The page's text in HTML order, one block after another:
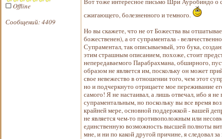
Offline
Сообщений: 4409
сжигающего, болезненного и темного.
Но вы скажете, что не от Божества вы
божественен), а от супраментала -
Супраментал, так описываемый, это бука,
этим страшным описанием, похоже, стоит
непередаваемого Парабрахмана, обширного,
образом не является им, поскольку он может
свое невежество в отношении того, чем этот
но и подчеркнуто отрицаете мое переживание
самого! Я не настаивал, а лишь отвечал, ибо я
супраментальным, но поскольку вы все время
крайней мере, основной поддержкой - вашей
не является чем-то противоположным или
единственную возможность высшей полноты
мне, и ни по какой другой причине, я следовал